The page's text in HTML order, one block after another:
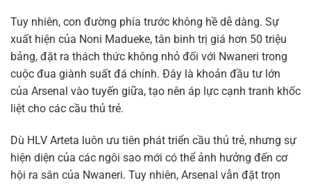
Tuy nhiên, con đường phía trước không hề dễ dàng. Sự
xuất hiện của Noni Madueke, tân binh trị giá hơn 50 triệu
bảng, đặt ra thách thức không nhỏ đối với Nwaneri trong
cuộc đua giành suất đá chính. Đây là khoản đầu tư lớn
của Arsenal vào tuyến giữa, tạo nên áp lực cạnh tranh khốc
liệt cho các cầu thủ trẻ.
Dù HLV Arteta luôn ưu tiên phát triển cầu thủ trẻ, nhưng sự
hiện diện của các ngôi sao mới có thể ảnh hưởng đến cơ
hội ra sân của Nwaneri. Tuy nhiên, Arsenal vẫn đặt trọn